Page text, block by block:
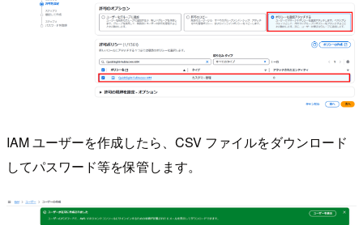
IAM ユーザーを作成したら、CSV ファイルをダウンロード
してパスワード等を保管します。